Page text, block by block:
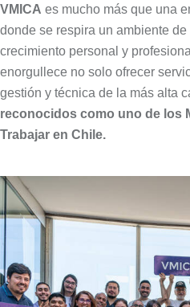
VMICA es mucho más que una
donde se respira un ambiente
crecimiento personal y
enorgullece no solo ofrecer
gestión y técnica de la más alta
reconocidos como uno de los
Trabajar en Chile.